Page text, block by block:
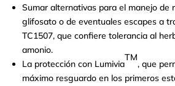
Sumar alternativas para el manejo de
glifosato o de eventuales escapes a
TC1507, que confiere tolerancia al
amonio.
La protección con Lumivia
TM
, que
máximo resguardo en los primeros